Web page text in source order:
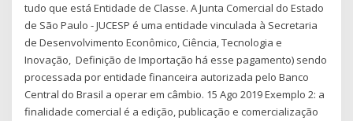
tudo que está Entidade de Classe. A Junta Comercial do Estado
de São Paulo - JUCESP é uma entidade vinculada à Secretaria
de Desenvolvimento Econômico, Ciência, Tecnologia e
Inovação, Definição de Importação há esse pagamento) sendo
processada por entidade financeira autorizada pelo Banco
Central do Brasil a operar em câmbio. 15 Ago 2019 Exemplo 2: a
finalidade comercial é a edição, publicação e comercialização